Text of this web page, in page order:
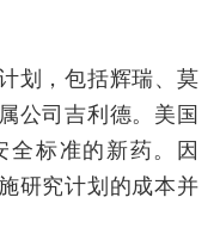
，包括辉瑞、莫
公司吉利德。美国
全标准的新药。因
研究计划的成本并